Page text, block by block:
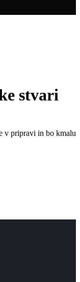
stvari
v pripravi in ​​bo kmalu